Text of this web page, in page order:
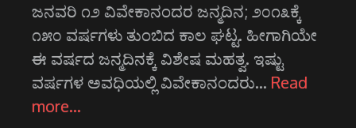
ಜನವರಿ ೧೨ ವಿವೇಕಾನಂದರ ಜನ್ಮದಿನ; ೨೦೧೩ಕ್ಕೆ
೧೫೦ ವರ್ಷಗಳು ತುಂಬಿದ ಕಾಲ ಘಟ್ಟ. ಹೀಗಾಗಿಯೇ
ಈ ವರ್ಷದ ಜನ್ಮದಿನಕ್ಕೆ ವಿಶೇಷ ಮಹತ್ವ. ಇಷ್ಟು
ವರ್ಷಗಳ ಅವಧಿಯಲ್ಲಿ ವಿವೇಕಾನಂದರು… Read
more…